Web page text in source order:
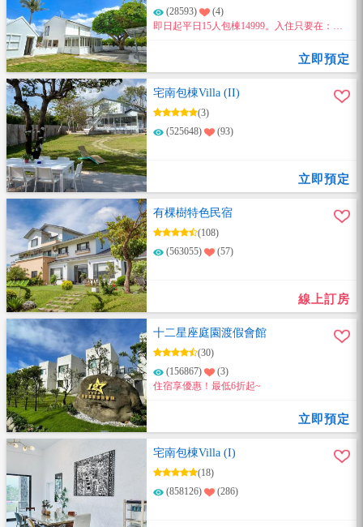
(28593)
(4)
即日起平日15人包棟14999。入住只要在：臉
立即預定
宅南包棟Villa (II)
(3)
(525648)
(93)
立即預定
有棵樹特色民宿
(108)
(563055)
(57)
線上訂房
十二星座庭園渡假會館
(30)
(156867)
(3)
住宿享優惠！最低6折起~
立即預定
宅南包棟Villa (I)
(18)
(858126)
(286)